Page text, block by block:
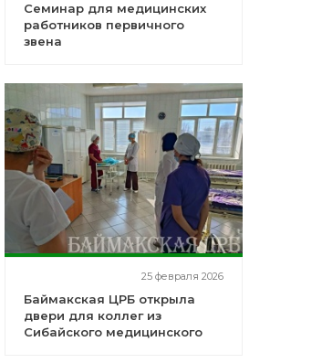
Семинар для медицинских
работников первичного
звена
25 февраля 2026
Баймакская ЦРБ открыла
двери для коллег из
Сибайского медицинского